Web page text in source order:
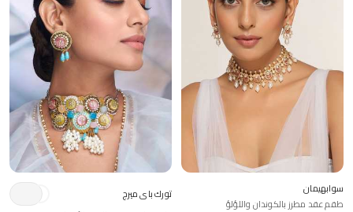
سوابهيمان
طقم عقد مطرز بالكوندان واللؤلؤ
تورك باي ميرج